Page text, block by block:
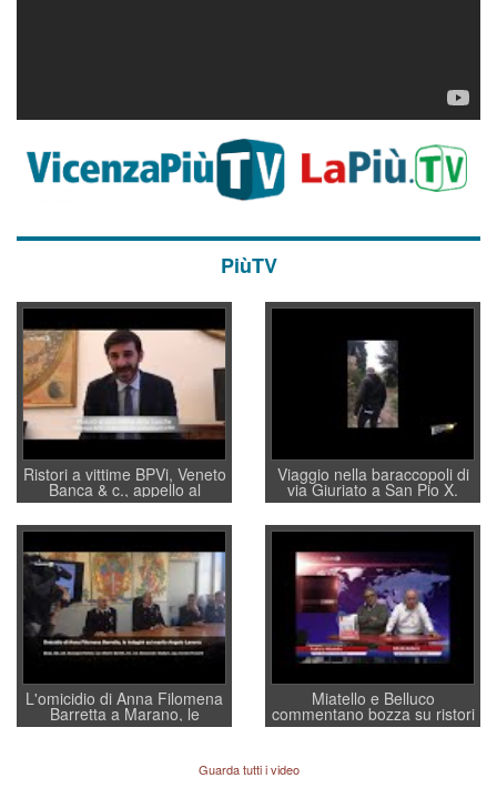
PiùTV
Ristori a vittime BPVi, Veneto
Banca & c., appello al
sottosegretario Alessio
Villarosa: per mettere ordine
convochi con Di Maio CNCU
a supporto della cabina di
regia al Mef
Viaggio nella baraccopoli di
via Giuriato a San Pio X.
Vicenza ai Vicentini: “faremo
un regalo di Natale ai
residenti”
L'omicidio di Anna Filomena
Barretta a Marano, le
indagini dei carabinieri di
quelle di... Barbara D'Urso
Miatello e Belluco
commentano bozza su ristori
BPVi e Veneto Banca
Guarda tutti i video